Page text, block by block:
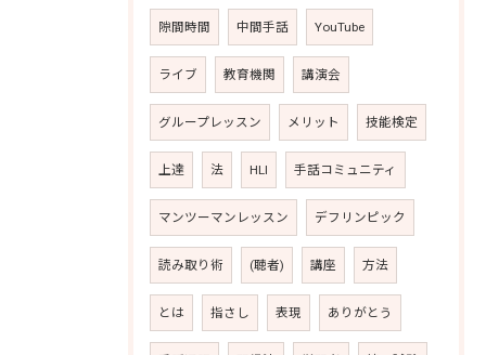
隙間時間 中間手話 YouTube
ライブ 教育機関 講演会
グループレッスン メリット 技能検定
上達 法 HLI 手話コミュニティ
マンツーマンレッスン デフリンピック
読み取り術 (聴者) 講座 方法
とは 指さし 表現 ありがとう